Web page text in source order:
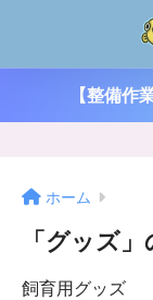
【整備作
ホーム
「グッズ
飼育用グッズ